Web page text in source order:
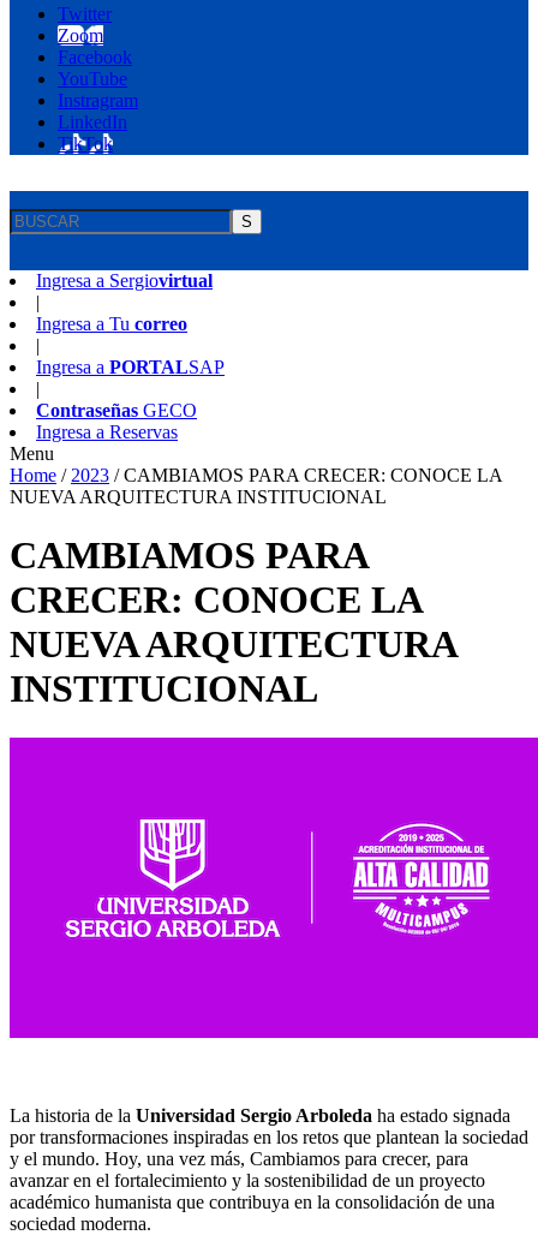
Twitter
Zoom
Facebook
YouTube
Instragram
LinkedIn
TikTok
S
Ingresa a Sergiovirtual
|
Ingresa a Tu correo
|
Ingresa a PORTALSAP
|
Contraseñas GECO
Ingresa a Reservas
Menu
Home / 2023 /CAMBIAMOS PARA CRECER: CONOCE LA
NUEVA ARQUITECTURA INSTITUCIONAL
CAMBIAMOS PARA
CRECER: CONOCE LA
NUEVA ARQUITECTURA
INSTITUCIONAL
La historia de la Universidad Sergio Arboleda ha estado signada
por transformaciones inspiradas en los retos que plantean la sociedad
y el mundo. Hoy, una vez más, Cambiamos para crecer, para
avanzar en el fortalecimiento y la sostenibilidad de un proyecto
académico humanista que contribuya en la consolidación de una
sociedad moderna.